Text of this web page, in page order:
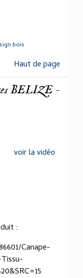
bois
Haut de page
BELIZE -
voir la vidéo
:
Canape-